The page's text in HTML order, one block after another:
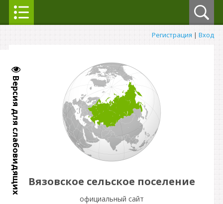
Версия для слабовидящих
Регистрация | Вход
Вязовское сельское поселение
официальный сайт